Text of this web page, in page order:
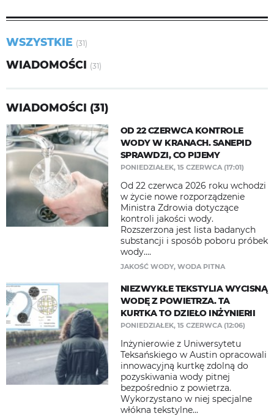
WSZYSTKIE (31)
WIADOMOŚCI (31)
WIADOMOŚCI (31)
OD 22 CZERWCA KONTROLE
WODY W KRANACH. SANEPID
SPRAWDZI, CO PIJEMY
PONIEDZIAŁEK, 15 CZERWCA (17:01)
Od 22 czerwca 2026 roku wchodzi
w życie nowe rozporządzenie
Ministra Zdrowia dotyczące
kontroli jakości wody.
Rozszerzona jest lista badanych
substancji i sposób poboru próbek
wody....
JAKOŚĆ WODY, WODA PITNA
NIEZWYKŁE TEKSTYLIA WYCISNĄ
WODĘ Z POWIETRZA. TA
KURTKA TO DZIEŁO INŻYNIERII
PONIEDZIAŁEK, 15 CZERWCA (12:06)
Inżynierowie z Uniwersytetu
Teksańskiego w Austin opracowali
innowacyjną kurtkę zdolną do
pozyskiwania wody pitnej
bezpośrednio z powietrza.
Wykorzystano w niej specjalne
włókna tekstylne...